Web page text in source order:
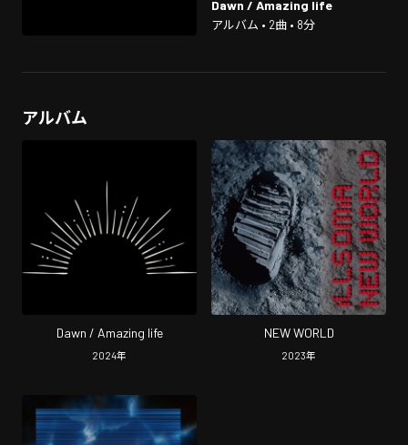
Dawn / Amazing life
アルバム • 2曲 • 8分
アルバム
Dawn / Amazing life
2024年
NEW WORLD
2023年